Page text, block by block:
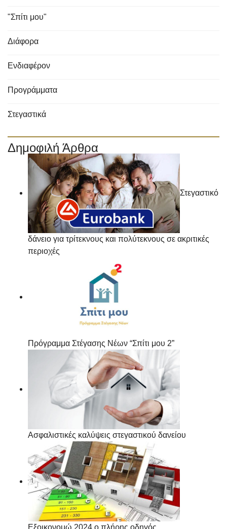
"Σπίτι μου"
Διάφορα
Ενδιαφέρον
Προγράμματα
Στεγαστικά
Δημοφιλή Άρθρα
Στεγαστικό
δάνειο για τρίτεκνους και πολύτεκνους σε ακριτικές
περιοχές
Πρόγραμμα Στέγασης Νέων “Σπίτι μου 2”
Ασφαλιστικές καλύψεις στεγαστικού δανείου